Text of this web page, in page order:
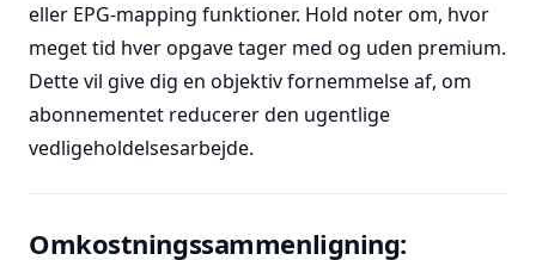
eller EPG-mapping funktioner. Hold noter om, hvor
meget tid hver opgave tager med og uden premium.
Dette vil give dig en objektiv fornemmelse af, om
abonnementet reducerer den ugentlige
vedligeholdelsesarbejde.
Omkostningssammenligning: